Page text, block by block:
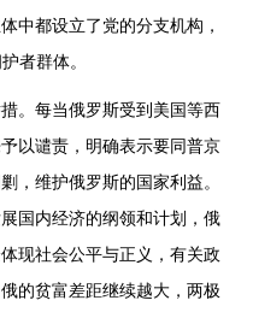
中都设立了党的分支机构，
者群体。
。每当俄罗斯受到美国等西
以谴责，明确表示要同普京
，维护俄罗斯的国家利益。
国内经济的纲领和计划，俄
现社会公平与正义，有关政
的贫富差距继续越大，两极